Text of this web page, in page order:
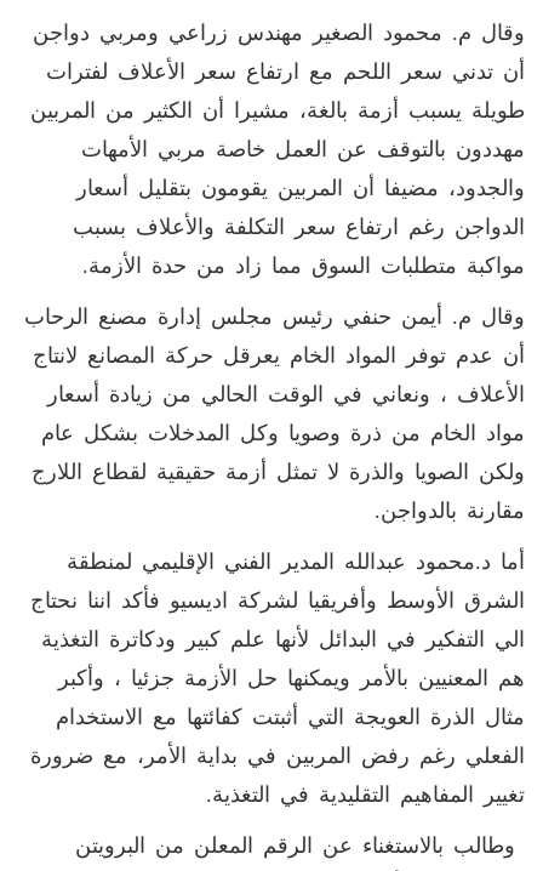
وقال م. محمود الصغير مهندس زراعي ومربي دواجن
أن تدني سعر اللحم مع ارتفاع سعر الأعلاف لفترات
طويلة يسبب أزمة بالغة، مشيرا أن الكثير من المربين
مهددون بالتوقف عن العمل خاصة مربي الأمهات
والجدود، مضيفا أن المربين يقومون بتقليل أسعار
الدواجن رغم ارتفاع سعر التكلفة والأعلاف بسبب
مواكبة متطلبات السوق مما زاد من حدة الأزمة.
وقال م. أيمن حنفي رئيس مجلس إدارة مصنع الرحاب
أن عدم توفر المواد الخام يعرقل حركة المصانع لانتاج
الأعلاف ، ونعاني في الوقت الحالي من زيادة أسعار
مواد الخام من ذرة وصويا وكل المدخلات بشكل عام
ولكن الصويا والذرة لا تمثل أزمة حقيقية لقطاع اللارج
مقارنة بالدواجن.
أما د.محمود عبدالله المدير الفني الإقليمي لمنطقة
الشرق الأوسط وأفريقيا لشركة اديسيو فأكد اننا نحتاج
الي التفكير في البدائل لأنها علم كبير ودكاترة التغذية
هم المعنيين بالأمر ويمكنها حل الأزمة جزئيا ، وأكبر
مثال الذرة العويجة التي أثبتت كفائتها مع الاستخدام
الفعلي رغم رفض المربين في بداية الأمر، مع ضرورة
تغيير المفاهيم التقليدية في التغذية.
وطالب بالاستغناء عن الرقم المعلن من البرويتن